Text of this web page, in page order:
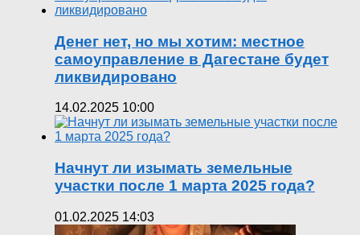
Денег нет, но мы хотим: местное
самоуправление в Дагестане будет
ликвидировано
14.02.2025 10:00
Начнут ли изымать земельные
участки после 1 марта 2025 года?
01.02.2025 14:03